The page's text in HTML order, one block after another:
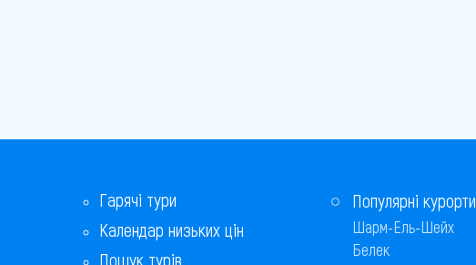
Гарячі тури
Календар низьких цін
Пошук турів
Популярні курорти
Шарм-Ель-Шейх
Белек